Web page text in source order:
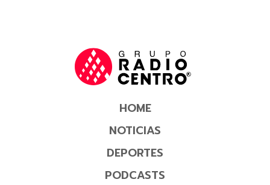
HOME
NOTICIAS
DEPORTES
PODCASTS